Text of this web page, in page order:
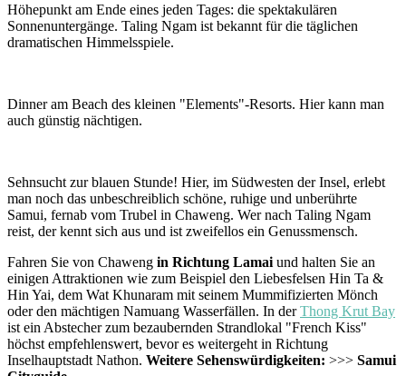
Höhepunkt am Ende eines jeden Tages: die spektakulären
Sonnenuntergänge. Taling Ngam ist bekannt für die täglichen
dramatischen Himmelsspiele.
Dinner am Beach des kleinen "Elements"-Resorts. Hier kann man
auch günstig nächtigen.
Sehnsucht zur blauen Stunde! Hier, im Südwesten der Insel, erlebt
man noch das unbeschreiblich schöne, ruhige und unberührte
Samui, fernab vom Trubel in Chaweng. Wer nach Taling Ngam
reist, der kennt sich aus und ist zweifellos ein Genussmensch.
Fahren Sie von Chaweng in Richtung Lamai und halten Sie an
einigen Attraktionen wie zum Beispiel den Liebesfelsen Hin Ta &
Hin Yai, dem Wat Khunaram mit seinem Mummifizierten Mönch
oder den mächtigen Namuang Wasserfällen. In derThong Krut Bay
ist ein Abstecher zum bezaubernden Strandlokal "French Kiss"
höchst empfehlenswert, bevor es weitergeht in Richtung
Inselhauptstadt Nathon. Weitere Sehenswürdigkeiten: >>> Samui